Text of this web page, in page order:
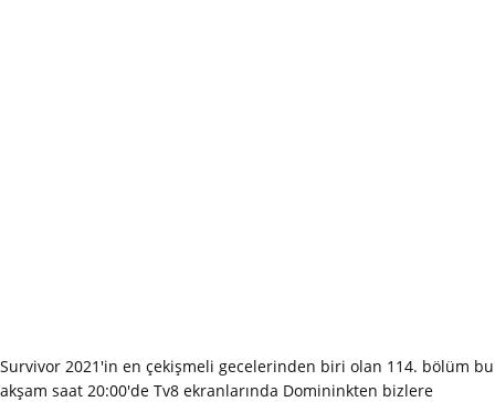
Survivor 2021'in en çekişmeli gecelerinden biri olan 114. bölüm bu
akşam saat 20:00'de Tv8 ekranlarında Domininkten bizlere